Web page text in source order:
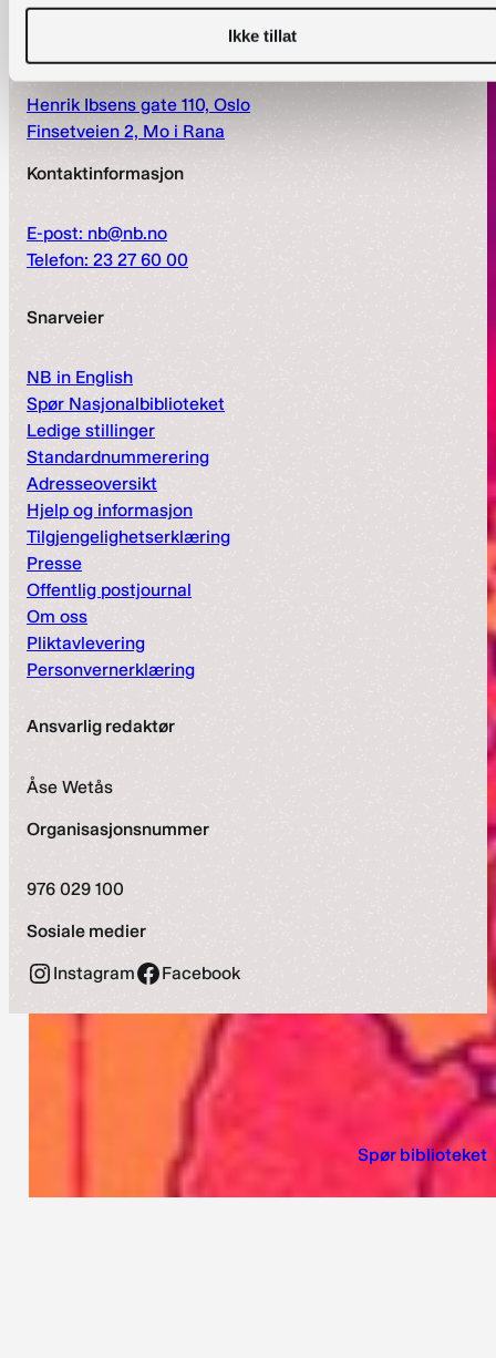
Ikke tillat
Henrik Ibsens gate 110, Oslo
Finsetveien 2, Mo i Rana
Kontaktinformasjon
E-post: nb@nb.no
Telefon: 23 27 60 00
Snarveier
NB in English
Spør Nasjonalbiblioteket
Ledige stillinger
Standardnummerering
Adresseoversikt
Hjelp og informasjon
Tilgjengelighetserklæring
Presse
Offentlig postjournal
Om oss
Pliktavlevering
Personvernerklæring
Ansvarlig redaktør
Åse Wetås
Organisasjonsnummer
976 029 100
Sosiale medier
Instagram Facebook
Spør biblioteket